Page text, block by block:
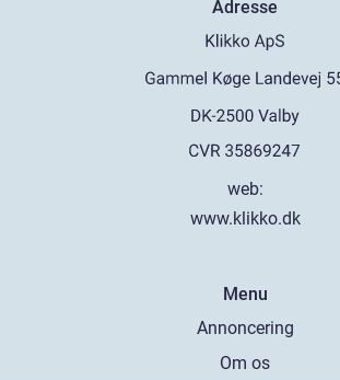
Adresse
web:
www.klikko.dk
Menu
Annoncering
Om os